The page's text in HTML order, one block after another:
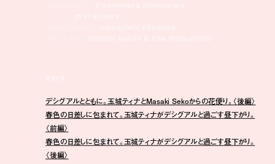
デシグアルとともに。玉城ティナとMasaki Sekoからの花便り。〈後編〉
春色の日差しに包まれて。玉城ティナがデシグアルと過ごす昼下がり。
〈前編〉
春色の日差しに包まれて。玉城ティナがデシグアルと過ごす昼下がり。
〈後編〉